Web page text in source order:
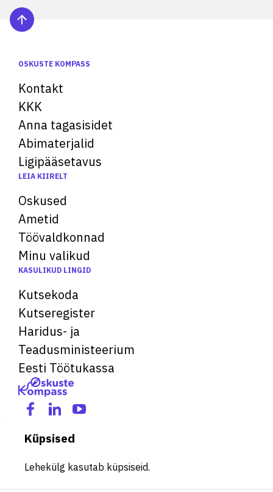
OSKUSTE KOMPASS
Kontakt
KKK
Anna tagasisidet
Abimaterjalid
Ligipääsetavus
LEIA KIIRELT
Oskused
Ametid
Töövaldkonnad
Minu valikud
KASULIKUD LINGID
Kutsekoda
Kutseregister
Haridus- ja
Teadusministeerium
Eesti Töötukassa
Küpsised
Lehekülg kasutab küpsiseid.